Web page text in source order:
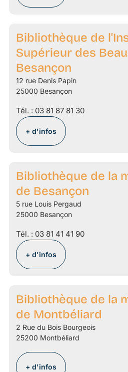
Bibliothèque de
Supérieur des
Besançon
12 rue Denis Papin
25000 Besançon
Tél. : 03 81 87 81 30
+ d'infos
Bibliothèque de la
de Besançon
5 rue Louis Pergaud
25000 Besançon
Tél. : 03 81 41 41 90
+ d'infos
Bibliothèque de la
de Montbéliard
2 Rue du Bois Bourgeois
25200 Montbéliard
+ d'infos